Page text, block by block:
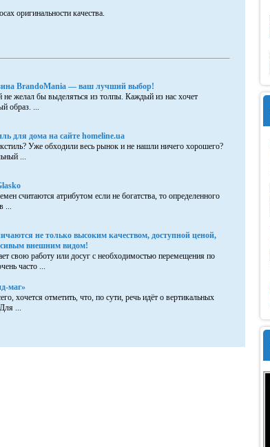
оригинальности качества.
BrandoMania — ваш лучший выбор!
не желал бы выделяться из толпы. Каждый из нас хочет
образ. ...
для дома на сайте homeline.ua
Уже обходили весь рынок и не нашли ничего хорошего?
...
считаются атрибутом если не богатства, то определенного
...
не только высоким качеством, доступной ценой,
внешним видом!
свою работу или досуг с необходимостью перемещения по
часто ...
маг»
хочется отметить, что, по сути, речь идёт о вертикальных
...